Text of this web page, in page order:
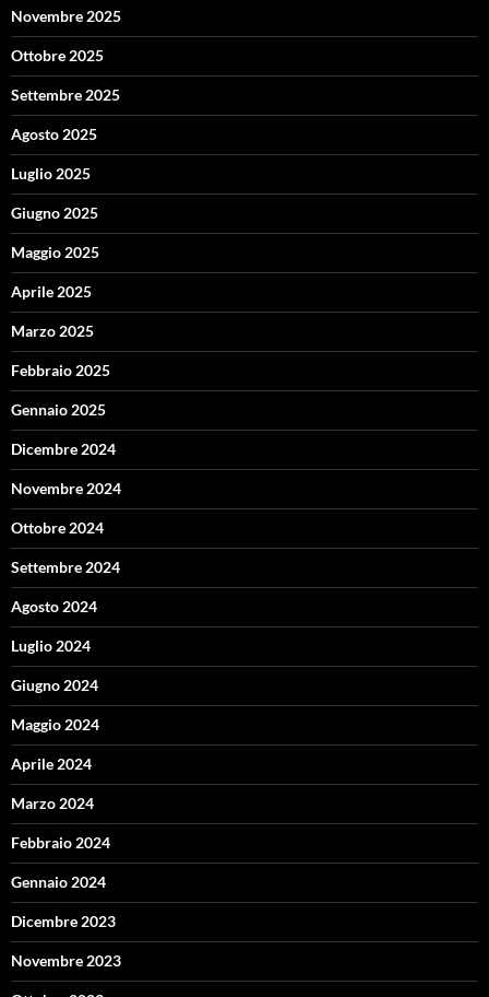
Novembre 2025
Ottobre 2025
Settembre 2025
Agosto 2025
Luglio 2025
Giugno 2025
Maggio 2025
Aprile 2025
Marzo 2025
Febbraio 2025
Gennaio 2025
Dicembre 2024
Novembre 2024
Ottobre 2024
Settembre 2024
Agosto 2024
Luglio 2024
Giugno 2024
Maggio 2024
Aprile 2024
Marzo 2024
Febbraio 2024
Gennaio 2024
Dicembre 2023
Novembre 2023